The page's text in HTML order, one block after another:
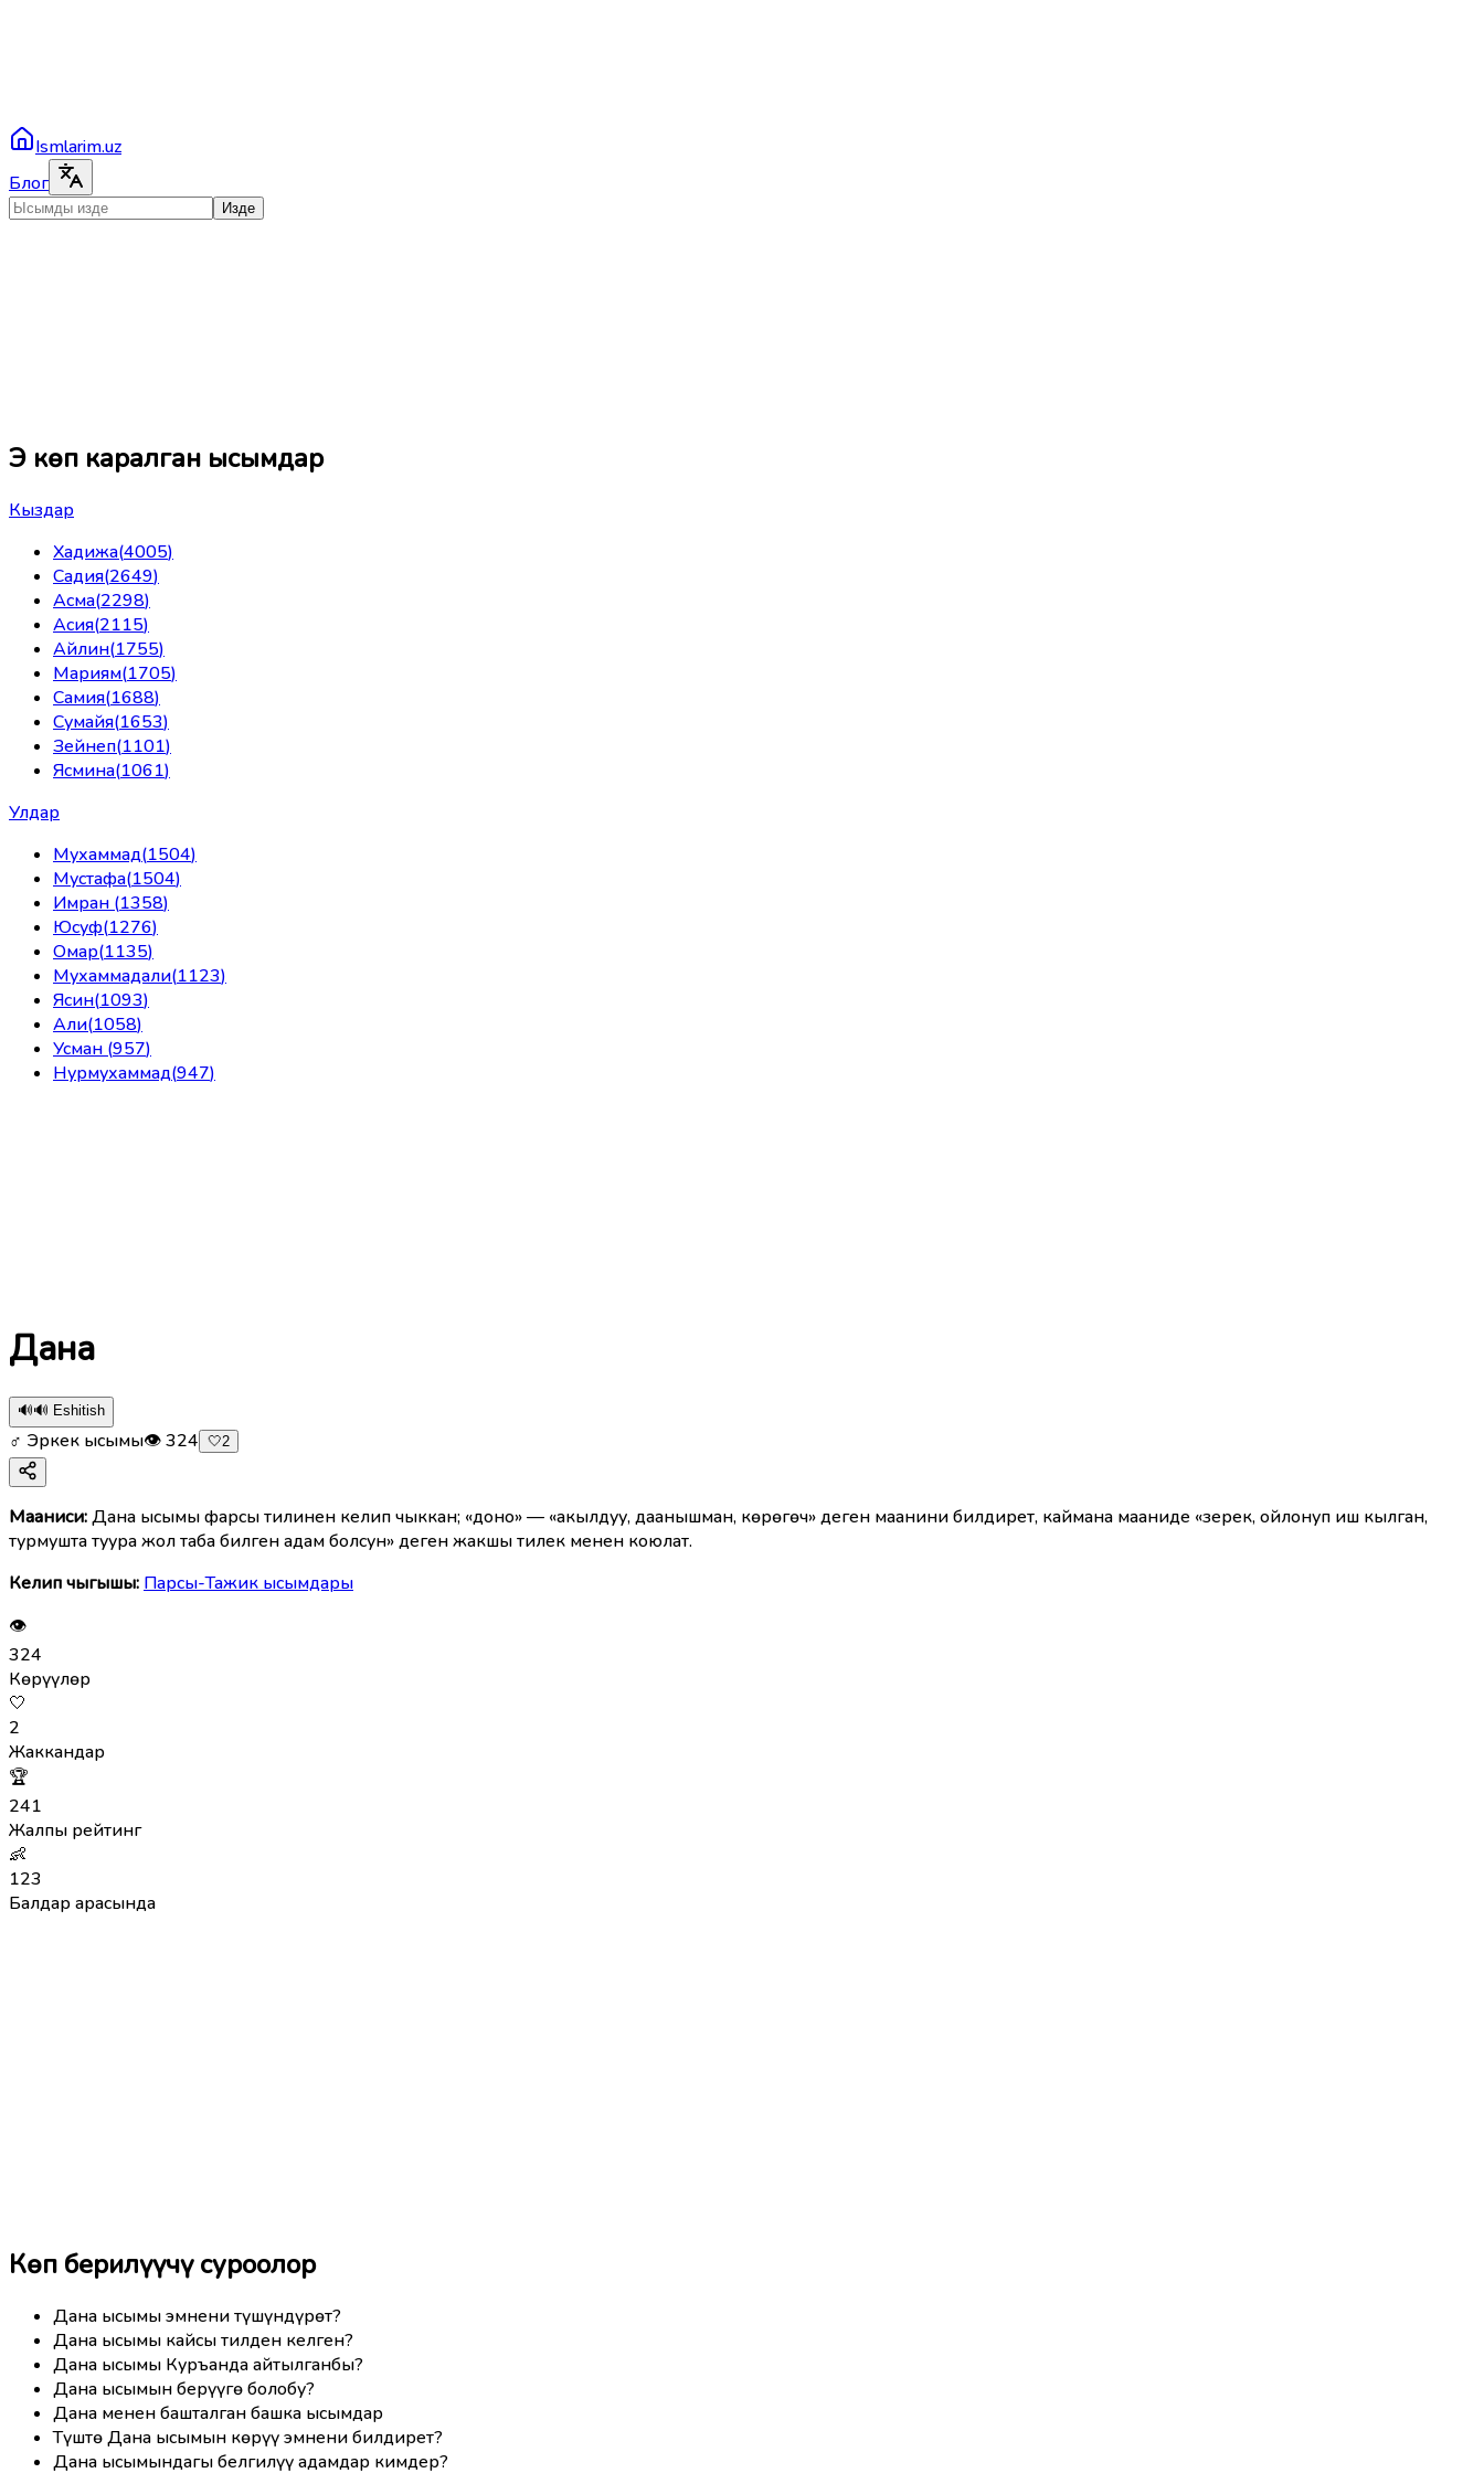
Ismlarim.uz
Блог
Изде
Эң көп каралган ысымдар
Кыздар
Хадижа(4005)
Садия(2649)
Асма(2298)
Асия(2115)
Айлин(1755)
Мариям(1705)
Самия(1688)
Сумайя(1653)
Зейнеп(1101)
Ясмина(1061)
Улдар
Мухаммад(1504)
Мустафа(1504)
Имран (1358)
Юсуф(1276)
Омар(1135)
Мухаммадали(1123)
Ясин(1093)
Али(1058)
Усман (957)
Нурмухаммад(947)
Дана
🔊🔊 Eshitish
♂ Эркек ысымы👁324 🤍2
Мааниcи:Дана ысымы фарсы тилинен келип чыккан; «доно» — «акылдуу, даанышман, көрөгөч» деген маанини билдирет, каймана мааниде «зерек, ойлонуп иш кылган,
турмушта туура жол таба билген адам болсун» деген жакшы тилек менен коюлат.
Келип чыгышы: Парсы-Тажик ысымдары
👁
324
Көрүүлөр
🤍
2
Жаккандар
🏆
241
Жалпы рейтинг
👶
123
Балдар арасында
Көп берилүүчү суроолор
Дана ысымы эмнени түшүндүрөт?
Дана ысымы кайсы тилден келген?
Дана ысымы Куръанда айтылганбы?
Дана ысымын берүүгө болобу?
Дана менен башталган башка ысымдар
Түштө Дана ысымын көрүү эмнени билдирет?
Дана ысымындагы белгилүү адамдар кимдер?